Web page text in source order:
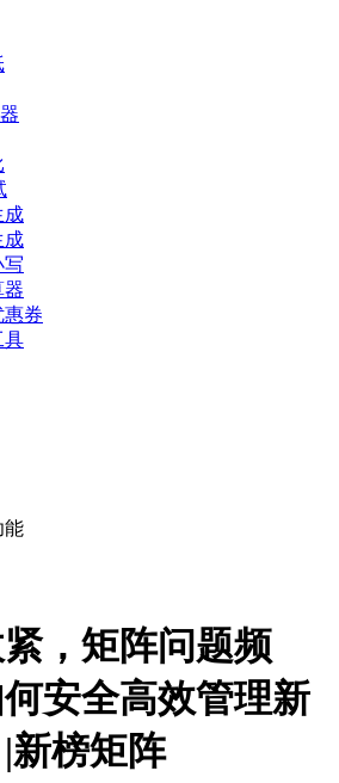
成
成
写
器
惠券
具
能
，矩阵问题频
安全高效管理新
新榜矩阵